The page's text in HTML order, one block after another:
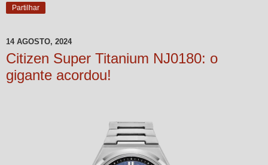
Partilhar
14 AGOSTO, 2024
Citizen Super Titanium NJ0180: o
gigante acordou!